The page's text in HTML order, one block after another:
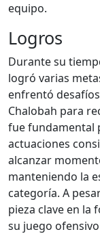
equipo.
Logros
Durante su
logró varias
enfrentó
Chalobah para
fue fundamental
actuaciones
alcanzar
manteniendo la
categoría. A
pieza clave en la
su juego